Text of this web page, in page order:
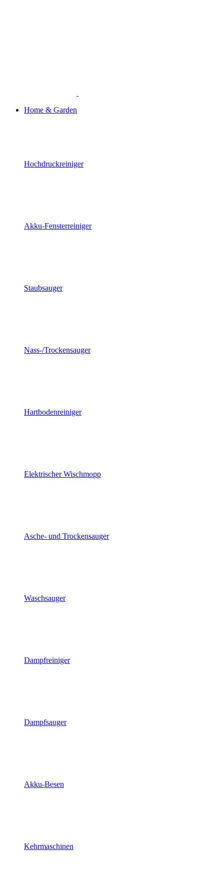
Home & Garden
Hochdruckreiniger
Akku-Fensterreiniger
Staubsauger
Nass-/Trockensauger
Hartbodenreiniger
Elektrischer Wischmopp
Asche- und Trockensauger
Waschsauger
Dampfreiniger
Dampfsauger
Akku-Besen
Kehrmaschinen